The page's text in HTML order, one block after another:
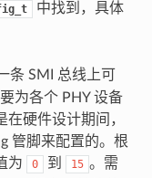
中找到，具体
条 SMI 总线上可
为各个 PHY 设备
硬件设计期间，
管脚来配置的。根
为
0 到 15 。需